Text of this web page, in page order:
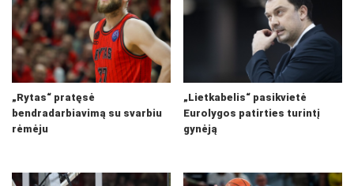
„Rytas“ pratęsė
bendradarbiavimą su svarbiu
rėmėju
„Lietkabelis“ pasikvietė
Eurolygos patirties turintį
gynėją